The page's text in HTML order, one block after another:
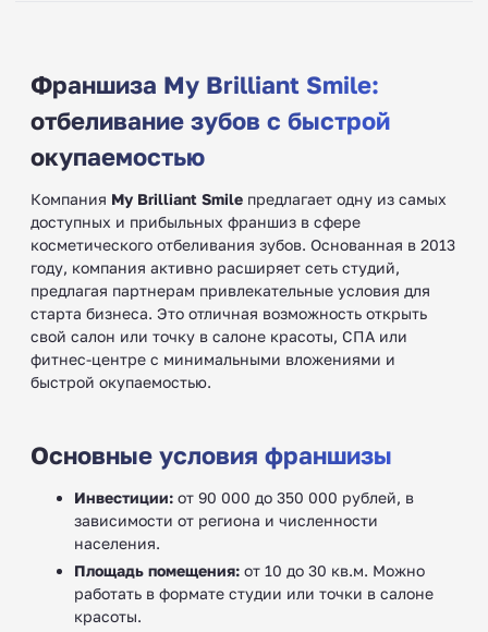
Франшиза My Brilliant Smile:
отбеливание зубов с быстрой
окупаемостью
Компания My Brilliant Smile предлагает одну из самых
доступных и прибыльных франшиз в сфере
косметического отбеливания зубов. Основанная в 2013
году, компания активно расширяет сеть студий,
предлагая партнерам привлекательные условия для
старта бизнеса. Это отличная возможность открыть
свой салон или точку в салоне красоты, СПА или
фитнес-центре с минимальными вложениями и
быстрой окупаемостью.
Основные условия франшизы
Инвестиции: от 90 000 до 350 000 рублей, в
зависимости от региона и численности
населения.
Площадь помещения: от 10 до 30 кв.м. Можно
работать в формате студии или точки в салоне
красоты.